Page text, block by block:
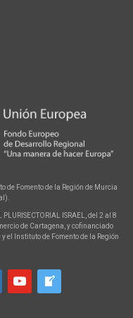
de Fomento de la Región de Murcia
ISRAEL, del 2 al 8
de Cartagena, y cofinanciado
el Instituto de Fomento de la Región
youtube welcome-
write-